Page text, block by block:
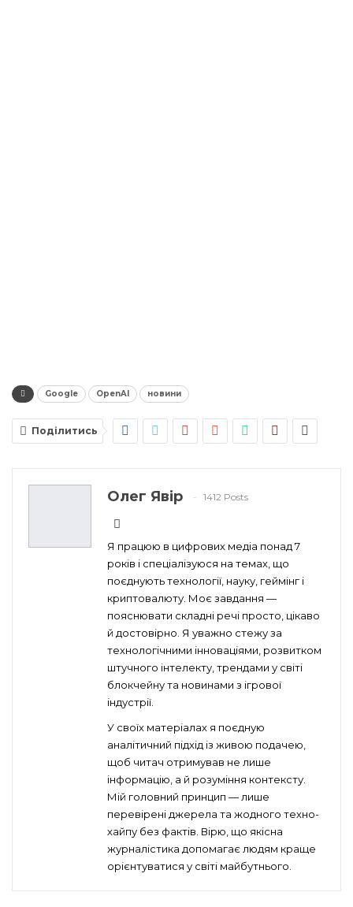
Google OpenAI новини
Поділитись
Олег Явір 1412 Posts
Я працюю в цифрових медіа понад 7
років і спеціалізуюся на темах, що
поєднують технології, науку, геймінг і
криптовалюту. Моє завдання —
пояснювати складні речі просто, цікаво
й достовірно. Я уважно стежу за
технологічними інноваціями, розвитком
штучного інтелекту, трендами у світі
блокчейну та новинами з ігрової
індустрії.
У своїх матеріалах я поєдную
аналітичний підхід із живою подачею,
щоб читач отримував не лише
інформацію, а й розуміння контексту.
Мій головний принцип — лише
перевірені джерела та жодного техно-
хайпу без фактів. Вірю, що якісна
журналістика допомагає людям краще
орієнтуватися у світі майбутнього.